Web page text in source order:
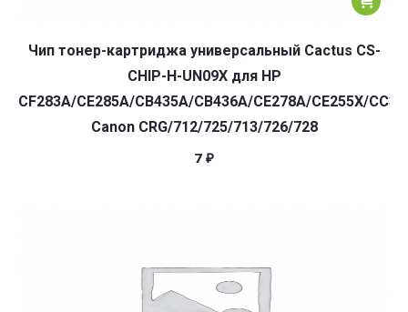
Чип тонер-картриджа универсальный Cactus CS-
CHIP-H-UN09X для HP
CF283A/CE285A/CB435A/CB436A/CE278A/CE255X/
Canon CRG/712/725/713/726/728
7 ₽